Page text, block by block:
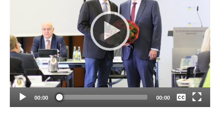
Leichte Sprache
Mein Kundenportal
00:00 00:00
Keine
Deutsch